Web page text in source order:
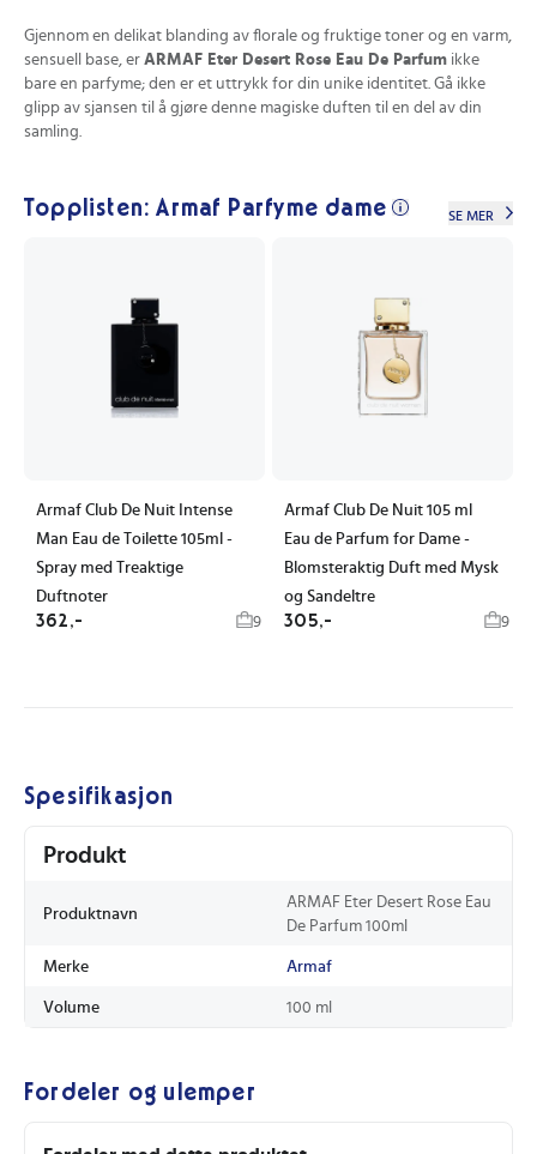
Gjennom en delikat blanding av florale og fruktige toner og en varm,
sensuell base, er ARMAF Eter Desert Rose Eau De Parfum ikke
bare en parfyme; den er et uttrykk for din unike identitet. Gå ikke
glipp av sjansen til å gjøre denne magiske duften til en del av din
samling.
Topplisten: Armaf Parfyme dame SE MER
Armaf Club De Nuit Intense
Man Eau de Toilette 105ml -
Spray med Treaktige
Duftnoter
362,- 9
Armaf Club De Nuit 105 ml
Eau de Parfum for Dame -
Blomsteraktig Duft med Mysk
og Sandeltre
305,- 9
Spesifikasjon
Produkt
Produktnavn
ARMAF Eter Desert Rose Eau
De Parfum 100ml
Merke Armaf
Volume 100 ml
Fordeler og ulemper